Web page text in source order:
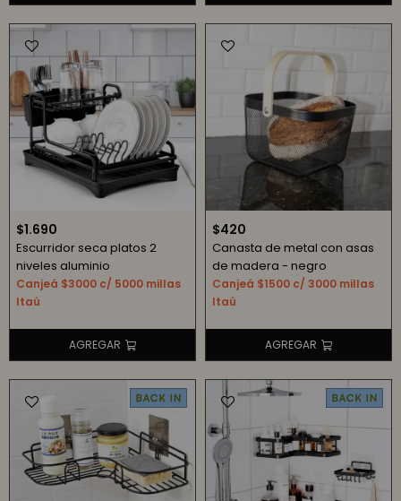
$1.690
Escurridor seca platos 2
niveles aluminio
Canjeá $3000 c/ 5000 millas
Itaú
$420
Canasta de metal con asas
de madera - negro
Canjeá $1500 c/ 3000 millas
Itaú